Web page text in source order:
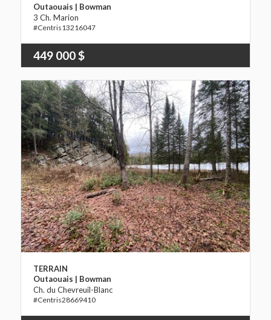
Outaouais | Bowman
3 Ch. Marion
13216047
449 000 $
TERRAIN
Outaouais | Bowman
Ch. du Chevreuil-Blanc
28669410